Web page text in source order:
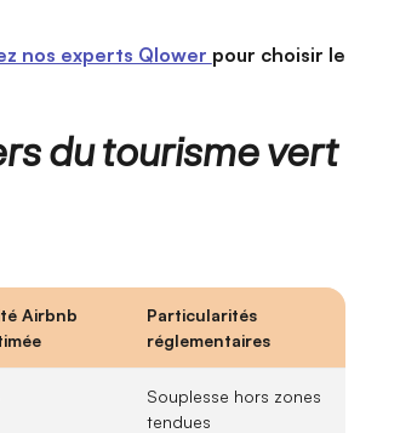
nos experts Qlower pour choisir le
du tourisme vert
Airbnb
Particularités
réglementaires
Souplesse hors zones
tendues